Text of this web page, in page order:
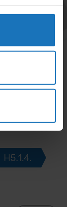
kan dit niet
H5.1.4.